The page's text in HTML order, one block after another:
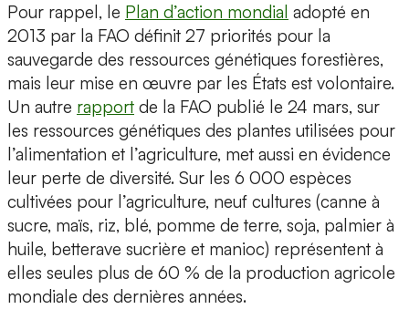
Pour rappel, le Plan d’action mondial adopté en
2013 par la FAO définit 27 priorités pour la
sauvegarde des ressources génétiques forestières,
mais leur mise en œuvre par les États est volontaire.
Un autre rapport de la FAO publié le 24 mars, sur
les ressources génétiques des plantes utilisées pour
l’alimentation et l’agriculture, met aussi en évidence
leur perte de diversité. Sur les 6 000 espèces
cultivées pour l’agriculture, neuf cultures (canne à
sucre, maïs, riz, blé, pomme de terre, soja, palmier à
huile, betterave sucrière et manioc) représentent à
elles seules plus de 60 % de la production agricole
mondiale des dernières années.